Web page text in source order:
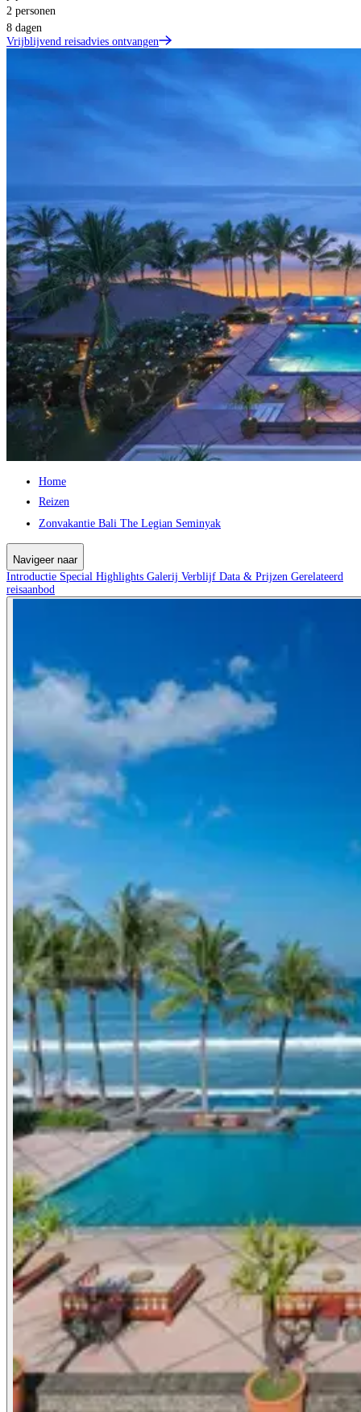
2 personen
8 dagen
Vrijblijvend reisadvies ontvangen
Home
Reizen
Zonvakantie Bali The Legian Seminyak
Navigeer naar
Introductie Special Highlights Galerij Verblijf Data & Prijzen Gerelateerd
reisaanbod